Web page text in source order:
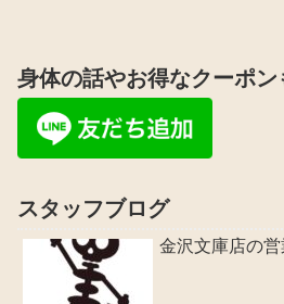
身体の話やお得なクーポン
スタッフブログ
金沢文庫店の